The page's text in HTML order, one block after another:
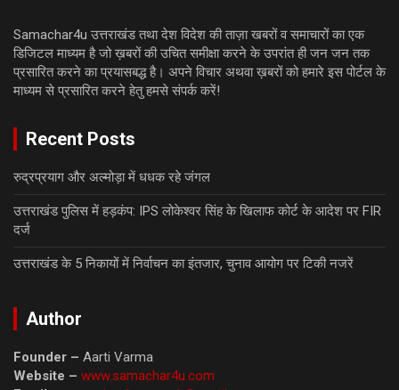
Samachar4u उत्तराखंड तथा देश विदेश की ताज़ा खबरों व समाचारों का एक
डिजिटल माध्यम है जो ख़बरों की उचित समीक्षा करने के उपरांत ही जन जन तक
प्रसारित करने का प्रयासबद्ध है। अपने विचार अथवा ख़बरों को हमारे इस पोर्टल के
माध्यम से प्रसारित करने हेतु हमसे संपर्क करें!
Recent Posts
रुद्रप्रयाग और अल्मोड़ा में धधक रहे जंगल
उत्तराखंड पुलिस में हड़कंप: IPS लोकेश्वर सिंह के खिलाफ कोर्ट के आदेश पर FIR
दर्ज
उत्तराखंड के 5 निकायों में निर्वाचन का इंतजार, चुनाव आयोग पर टिकी नजरें
Author
Founder – Aarti Varma
Website – www.samachar4u.com